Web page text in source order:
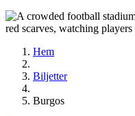
Hem
Biljetter
Burgos